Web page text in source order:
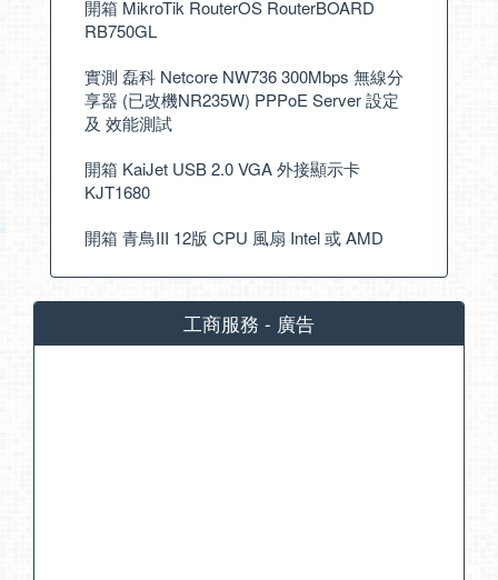
開箱 MikroTik RouterOS RouterBOARD
RB750GL
實測 磊科 Netcore NW736 300Mbps 無線分
享器 (已改機NR235W) PPPoE Server 設定
及 效能測試
開箱 KaiJet USB 2.0 VGA 外接顯示卡
KJT1680
開箱 青鳥III 12版 CPU 風扇 Intel 或 AMD
工商服務 - 廣告